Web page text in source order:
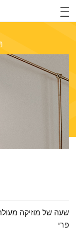
תמצית הפודקאסט
שעה של מוזיקה
פרי